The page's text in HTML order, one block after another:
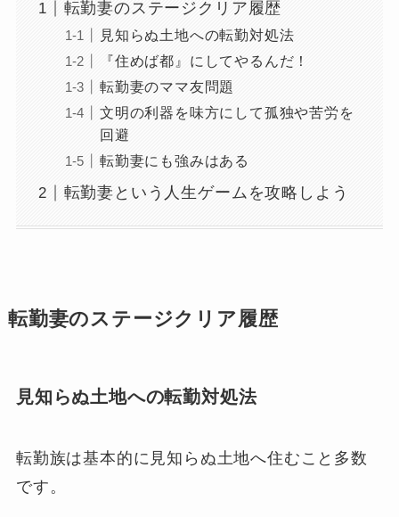
転勤妻のステージクリア履歴
見知らぬ土地への転勤対処法
『住めば都』にしてやるんだ！
転勤妻のママ友問題
文明の利器を味方にして孤独や苦労を
回避
転勤妻にも強みはある
転勤妻という人生ゲームを攻略しよう
転勤妻のステージクリア履歴
見知らぬ土地への転勤対処法
転勤族は基本的に見知らぬ土地へ住むこと多数
です。